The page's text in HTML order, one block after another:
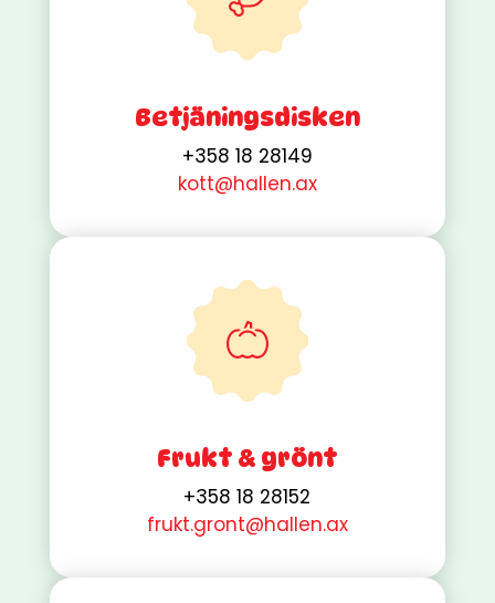
Betjäningsdisken
+358 18 28149
kott@hallen.ax
Frukt & grönt
+358 18 28152
frukt.gront@hallen.ax